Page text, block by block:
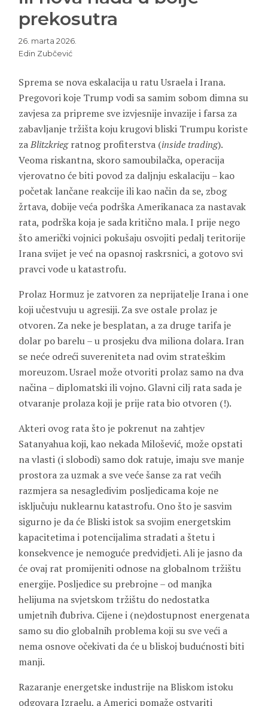
prekosutra
26. marta 2026.
Edin Zubčević
Sprema se nova eskalacija u ratu Usraela i Irana.
Pregovori koje Trump vodi sa samim sobom dimna su
zavjesa za pripreme sve izvjesnije invazije i farsa za
zabavljanje tržišta koju krugovi bliski Trumpu koriste
zaBlitzkriegratnog profiterstva (inside trading).
Veoma riskantna, skoro samoubilačka, operacija
vjerovatno će biti povod za daljnju eskalaciju – kao
početak lančane reakcije ili kao način da se, zbog
žrtava, dobije veća podrška Amerikanaca za nastavak
rata, podrška koja je sada kritično mala. I prije nego
što američki vojnici pokušaju osvojiti pedalj teritorije
Irana svijet je već na opasnoj raskrsnici, a gotovo svi
pravci vode u katastrofu.
Prolaz Hormuz je zatvoren za neprijatelje Irana i one
koji učestvuju u agresiji. Za sve ostale prolaz je
otvoren. Za neke je besplatan, a za druge tarifa je
dolar po barelu – u prosjeku dva miliona dolara. Iran
se neće odreći suvereniteta nad ovim strateškim
moreuzom. Usrael može otvoriti prolaz samo na dva
načina – diplomatski ili vojno. Glavni cilj rata sada je
otvaranje prolaza koji je prije rata bio otvoren (!).
Akteri ovog rata što je pokrenut na zahtjev
Satanyahua koji, kao nekada Milošević, može opstati
na vlasti (i slobodi) samo dok ratuje, imaju sve manje
prostora za uzmak a sve veće šanse za rat većih
razmjera sa nesagledivim posljedicama koje ne
isključuju nuklearnu katastrofu. Ono što je sasvim
sigurno je da će Bliski istok sa svojim energetskim
kapacitetima i potencijalima stradati a štetu i
konsekvence je nemoguće predvidjeti. Ali je jasno da
će ovaj rat promijeniti odnose na globalnom tržištu
energije. Posljedice su prebrojne – od manjka
helijuma na svjetskom tržištu do nedostatka
umjetnih đubriva. Cijene i (ne)dostupnost energenata
samo su dio globalnih problema koji su sve veći a
nema osnove očekivati da će u bliskoj budućnosti biti
manji.
Razaranje energetske industrije na Bliskom istoku
odgovara Izraelu, a Americi pomaže ostvariti